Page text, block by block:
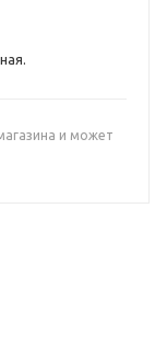
и может